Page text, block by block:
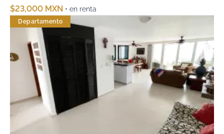
$23,000 MXN • en renta
Departamento